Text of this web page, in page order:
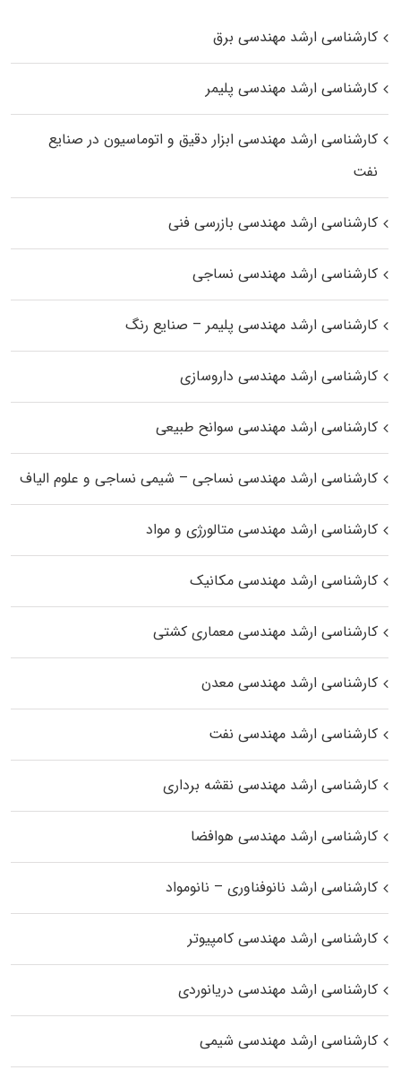
کارشناسی ارشد مهندسی برق
کارشناسی ارشد مهندسی پلیمر
کارشناسی ارشد مهندسی ابزار دقیق و اتوماسیون در صنایع
نفت
کارشناسی ارشد مهندسی بازرسی فنی
کارشناسی ارشد مهندسی نساجی
کارشناسی ارشد مهندسی پلیمر – صنایع رنگ
کارشناسی ارشد مهندسی داروسازی
کارشناسی ارشد مهندسی سوانح طبیعی
کارشناسی ارشد مهندسی نساجی – شیمی نساجی و علوم الیاف
کارشناسی ارشد مهندسی متالورژی و مواد
کارشناسی ارشد مهندسی مکانیک
کارشناسی ارشد مهندسی معماری کشتی
کارشناسی ارشد مهندسی معدن
کارشناسی ارشد مهندسی نفت
کارشناسی ارشد مهندسی نقشه برداری
کارشناسی ارشد مهندسی هوافضا
کارشناسی ارشد نانوفناوری – نانومواد
کارشناسی ارشد مهندسی کامپیوتر
کارشناسی ارشد مهندسی دریانوردی
کارشناسی ارشد مهندسی شیمی